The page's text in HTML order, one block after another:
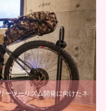
ーツーリズム開発に向けたネ